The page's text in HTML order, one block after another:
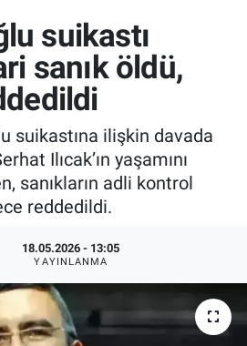
suikastı
sanık öldü,
suikastına ilişkin davada
Ilıcak’ın yaşamını
sanıkların adli kontrol
reddedildi.
18.05.2026 - 13:05
YAYINLANMA